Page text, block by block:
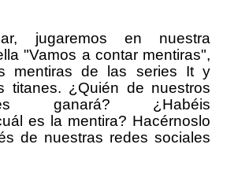
jugaremos en nuestra
"Vamos a contar mentiras",
mentiras de las series It y
titanes. ¿Quién de nuestros
ganará? ¿Habéis
es la mentira? Hacérnoslo
de nuestras redes sociales